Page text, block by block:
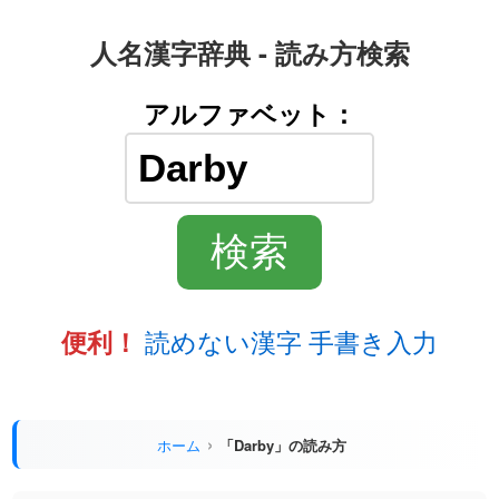
人名漢字辞典 - 読み方検索
アルファベット：
便利！ 読めない漢字 手書き入力
ホーム 「Darby」の読み方